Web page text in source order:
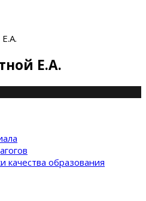
Е.А.
качества образования